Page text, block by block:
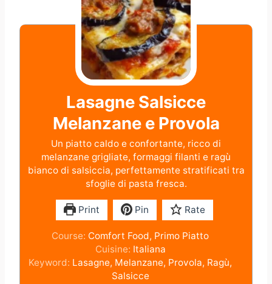
Lasagne Salsicce
Melanzane e Provola
Un piatto caldo e confortante, ricco di
melanzane grigliate, formaggi filanti e ragù
bianco di salsiccia, perfettamente stratificati tra
sfoglie di pasta fresca.
Print Pin Rate
Course: Comfort Food, Primo Piatto
Cuisine: Italiana
Keyword: Lasagne, Melanzane, Provola, Ragù,
Salsicce